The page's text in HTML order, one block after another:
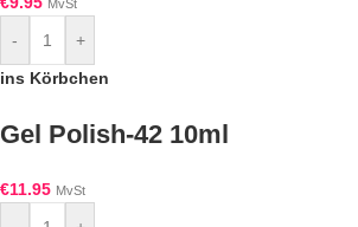
MvSt
-
+
ins Körbchen
Gel Polish-42 10ml
€11.95 MvSt